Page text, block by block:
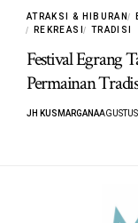
ATRAKSI & HIBURAN
REKREASI
TRADISI
Festival Egrang
Permainan
JH KUSMARGANA